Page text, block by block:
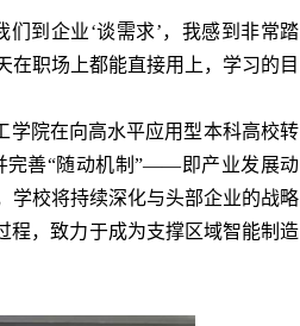
到企业‘谈需求’，我感到非常踏
在职场上都能直接用上，学习的目
学院在向高水平应用型本科高校转
完善“随动机制”——即产业发展动
学校将持续深化与头部企业的战略
程，致力于成为支撑区域智能制造